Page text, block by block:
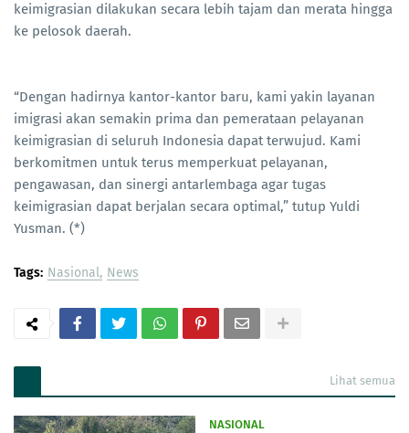
keimigrasian dilakukan secara lebih tajam dan merata hingga
ke pelosok daerah.
“Dengan hadirnya kantor-kantor baru, kami yakin layanan
imigrasi akan semakin prima dan pemerataan pelayanan
keimigrasian di seluruh Indonesia dapat terwujud. Kami
berkomitmen untuk terus memperkuat pelayanan,
pengawasan, dan sinergi antarlembaga agar tugas
keimigrasian dapat berjalan secara optimal,” tutup Yuldi
Yusman. (*)
Tags: Nasional News
Lihat semua
NASIONAL